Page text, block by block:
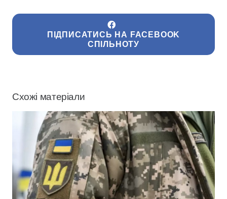
ПІДПИСАТИСЬ НА FACEBOOK
СПІЛЬНОТУ
Схожі матеріали